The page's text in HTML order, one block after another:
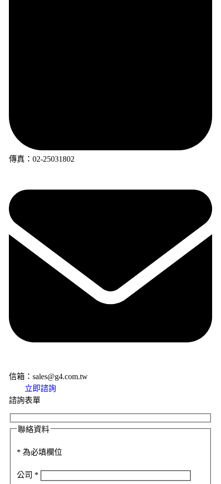
傳真：02-25031802
信箱：sales@g4.com.tw
立即諮詢
諮詢表單
聯絡資料
* 為必填欄位
公司 *